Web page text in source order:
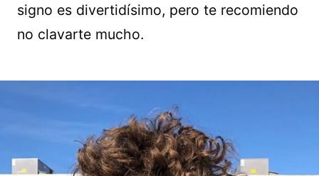
signo es divertidísimo, pero te recomiendo
no clavarte mucho.